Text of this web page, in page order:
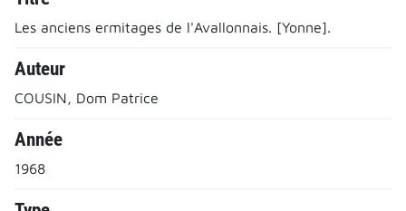
Les anciens ermitages de l'Avallonnais. [Yonne].
Auteur
COUSIN, Dom Patrice
Année
1968